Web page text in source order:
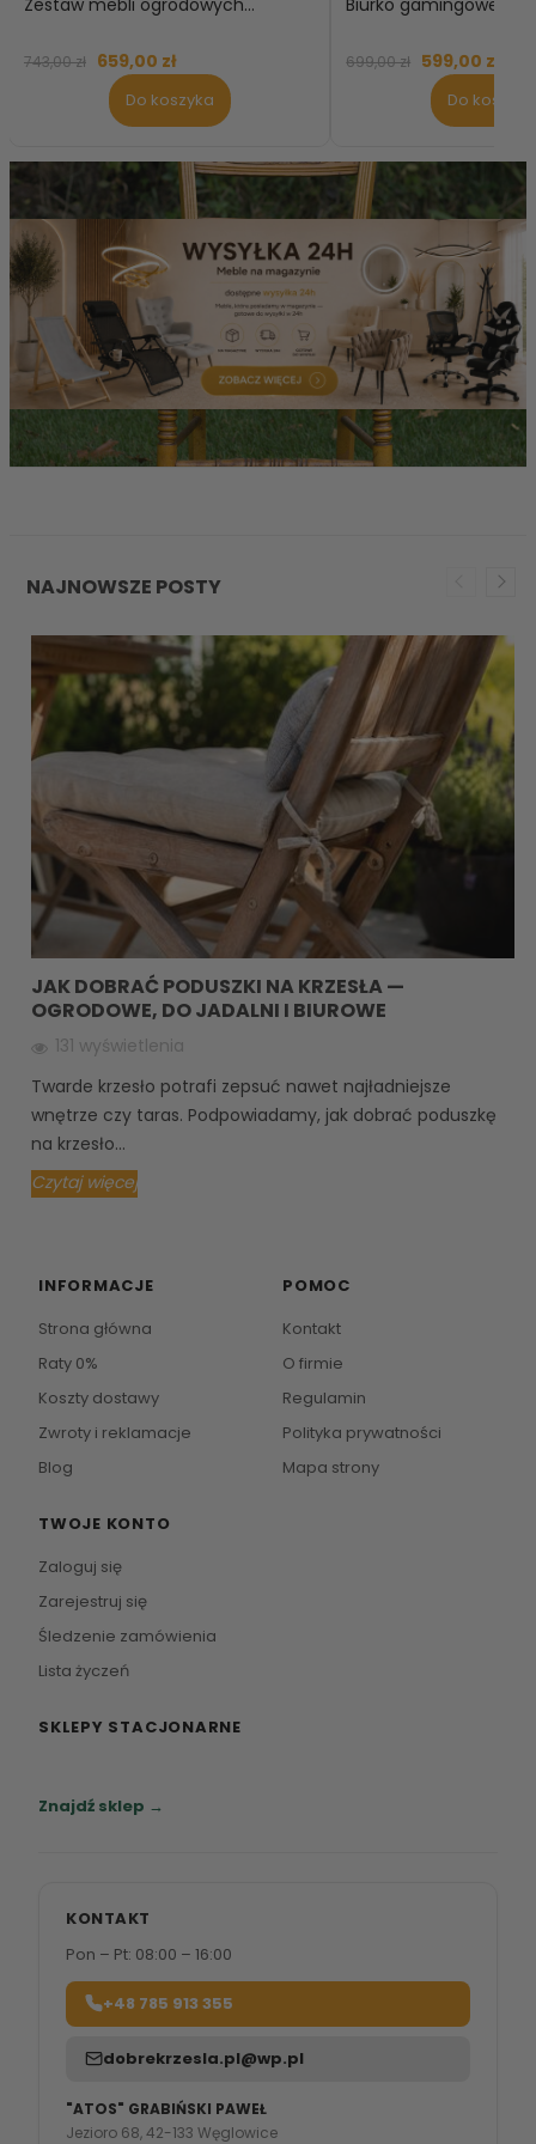
743,00 zł 659,00 zł
Do koszyka
699,00 zł 599,00 zł
Do koszyka
NAJNOWSZE POSTY
JAK DOBRAĆ PODUSZKI NA KRZESŁA —
OGRODOWE, DO JADALNI I BIUROWE
131 wyświetlenia
Twarde krzesło potrafi zepsuć nawet najładniejsze
wnętrze czy taras. Podpowiadamy, jak dobrać poduszkę
na krzesło...
Czytaj więcej
INFORMACJE
Strona główna
Raty 0%
Koszty dostawy
Zwroty i reklamacje
Blog
POMOC
Kontakt
O firmie
Regulamin
Polityka prywatności
Mapa strony
TWOJE KONTO
Zaloguj się
Zarejestruj się
Śledzenie zamówienia
Lista życzeń
SKLEPY STACJONARNE
Znajdź sklep →
KONTAKT
Pon – Pt: 08:00 – 16:00
+48 785 913 355
dobrekrzesla.pl@wp.pl
"ATOS" GRABIŃSKI PAWEŁ
Jezioro 68, 42-133 Węglowice